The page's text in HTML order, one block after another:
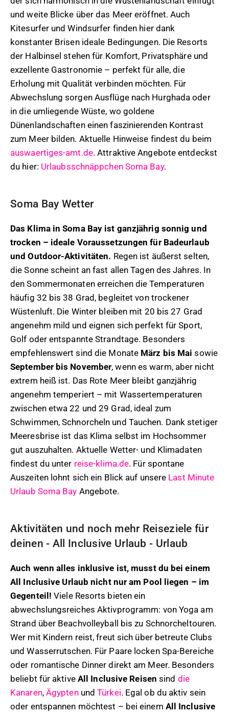
und weite Blicke über das Meer eröffnet. Auch
Kitesurfer und Windsurfer finden hier dank
konstanter Brisen ideale Bedingungen. Die Resorts
der Halbinsel stehen für Komfort, Privatsphäre und
exzellente Gastronomie – perfekt für alle, die
Erholung mit Qualität verbinden möchten. Für
Abwechslung sorgen Ausflüge nach Hurghada oder
in die umliegende Wüste, wo goldene
Dünenlandschaften einen faszinierenden Kontrast
zum Meer bilden. Aktuelle Hinweise findest du beim
auswaertiges-amt.de. Attraktive Angebote entdeckst
du hier: Urlaubsschnäppchen Soma Bay.
Soma Bay Wetter
Das Klima in Soma Bay ist ganzjährig sonnig und
trocken – ideale Voraussetzungen für Badeurlaub
und Outdoor-Aktivitäten. Regen ist äußerst selten,
die Sonne scheint an fast allen Tagen des Jahres. In
den Sommermonaten erreichen die Temperaturen
häufig 32 bis 38 Grad, begleitet von trockener
Wüstenluft. Die Winter bleiben mit 20 bis 27 Grad
angenehm mild und eignen sich perfekt für Sport,
Golf oder entspannte Strandtage. Besonders
empfehlenswert sind die Monate März bis Mai sowie
September bis November, wenn es warm, aber nicht
extrem heiß ist. Das Rote Meer bleibt ganzjährig
angenehm temperiert – mit Wassertemperaturen
zwischen etwa 22 und 29 Grad, ideal zum
Schwimmen, Schnorcheln und Tauchen. Dank stetiger
Meeresbrise ist das Klima selbst im Hochsommer
gut auszuhalten. Aktuelle Wetter- und Klimadaten
findest du unter reise-klima.de. Für spontane
Auszeiten lohnt sich ein Blick auf unsere Last Minute
Urlaub Soma Bay Angebote.
Aktivitäten und noch mehr Reiseziele für
deinen - All Inclusive Urlaub - Urlaub
Auch wenn alles inklusive ist, musst du bei einem
All Inclusive Urlaub nicht nur am Pool liegen – im
Gegenteil! Viele Resorts bieten ein
abwechslungsreiches Aktivprogramm: von Yoga am
Strand über Beachvolleyball bis zu Schnorcheltouren.
Wer mit Kindern reist, freut sich über betreute Clubs
und Wasserrutschen. Für Paare locken Spa-Bereiche
oder romantische Dinner direkt am Meer. Besonders
beliebt für aktive All Inclusive Reisen sind die
Kanaren, ÄgyptenundTürkei. Egal ob du aktiv sein
oder entspannen möchtest – bei einem All Inclusive